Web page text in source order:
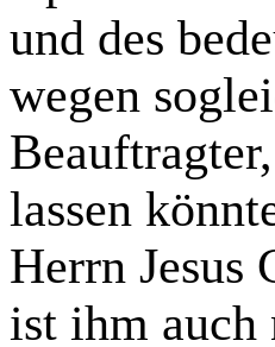
und des
wegen
lassen
Herrn Jesus
ist ihm auch